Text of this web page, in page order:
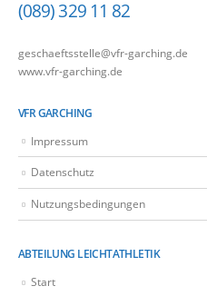
(089) 329 11 82
geschaeftsstelle@vfr-garching.de
www.vfr-garching.de
VFR GARCHING
Impressum
Datenschutz
Nutzungsbedingungen
ABTEILUNG LEICHTATHLETIK
Start